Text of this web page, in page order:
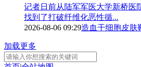
记者日前从陆军军医大学新桥医
找到了打破纤维化恶性循...
2026-08-06 09:29造血干细胞皮肤
加载更多